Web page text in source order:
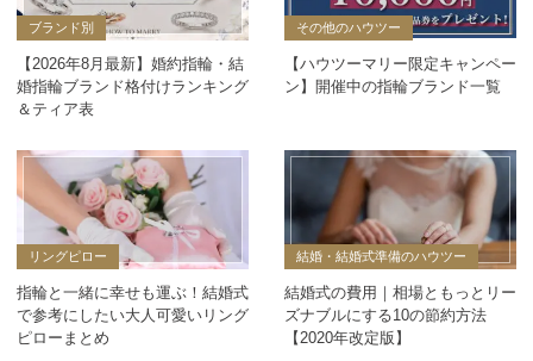
ブランド別
【2026年8月最新】婚約指輪・結
婚指輪ブランド格付けランキング
＆ティア表
その他のハウツー
【ハウツーマリー限定キャンペー
ン】開催中の指輪ブランド一覧
リングピロー
指輪と一緒に幸せも運ぶ！結婚式
で参考にしたい大人可愛いリング
ピローまとめ
結婚・結婚式準備のハウツー
結婚式の費用｜相場ともっとリー
ズナブルにする10の節約方法
【2020年改定版】